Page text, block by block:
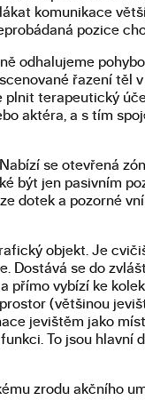
komunikace
pozice
odhalujeme
řazení těl
plnit terapeutický
aktéra, a s tím
se otevřená
být jen pasivním
dotek a pozorné
objekt. Je
Dostává se do
přímo vybízí ke
(většinou
jevištěm jako
To jsou hlavní
zrodu akčního